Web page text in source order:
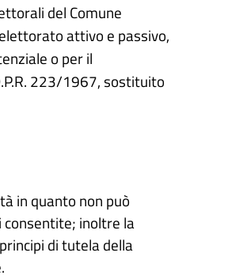
del Comune
attivo e passivo,
o per il
223/1967, sostituito
in quanto non può
inoltre la
di tutela della